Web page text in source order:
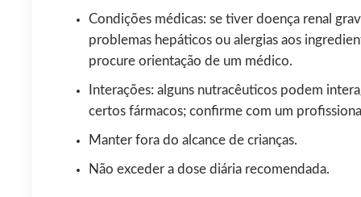
Condições médicas: se tiver doença renal
problemas hepáticos ou alergias aos
procure orientação de um médico.
Interações: alguns nutracêuticos podem
certos fármacos; confirme com um
Manter fora do alcance de crianças.
Não exceder a dose diária recomendada.